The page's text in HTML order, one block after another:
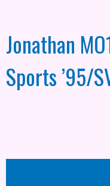
Jonathan
Sports ’95/